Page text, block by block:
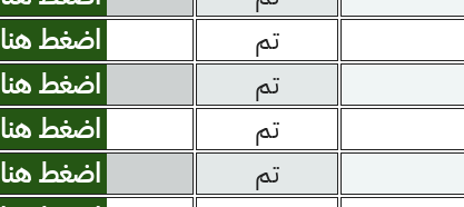
تم
اضغط هنا
تم
اضغط هنا
تم
اضغط هنا
تم
اضغط هنا